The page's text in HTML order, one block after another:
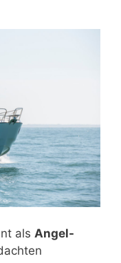
als Angel-